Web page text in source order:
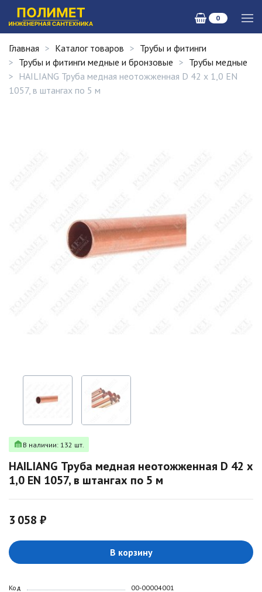
0
Главная Каталог товаров
Трубы и фитинги
Трубы и фитинги медные и бронзовые
Трубы медные
HAILIANG Труба медная неотожженная D 42 х 1,0 EN
1057, в штангах по 5 м
В наличии: 132 шт.
HAILIANG Труба медная неотожженная D 42 х
1,0 EN 1057, в штангах по 5 м
3 058 ₽
В корзину
Код 00-00004001